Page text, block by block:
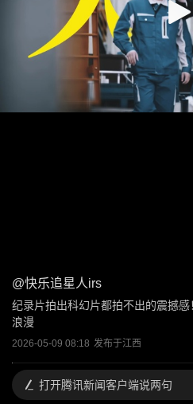
@快乐追星人irs
纪录片拍出科幻片都拍不出的震撼
浪漫
2026-05-09 08:18 发布于江西
打开腾讯新闻客户端说两句